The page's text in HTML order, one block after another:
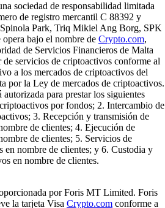
sociedad de responsabilidad limitada
de registro mercantil C 88392 y
Park, Triq Mikiel Ang Borg, SPK
bajo el nombre de Crypto.com,
de Servicios Financieros de Malta
servicios de criptoactivos conforme al
a los mercados de criptoactivos del
por la Ley de mercados de criptoactivos.
para prestar los siguientes
por fondos; 2. Intercambio de
3. Recepción y transmisión de
de clientes; 4. Ejecución de
de clientes; 5. Servicios de
en nombre de clientes; y 6. Custodia y
en nombre de clientes.
por Foris MT Limited. Foris
la tarjeta Visa Crypto.com conforme a